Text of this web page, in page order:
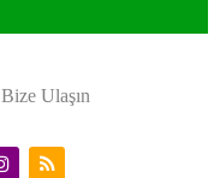
Bize Ulaşın